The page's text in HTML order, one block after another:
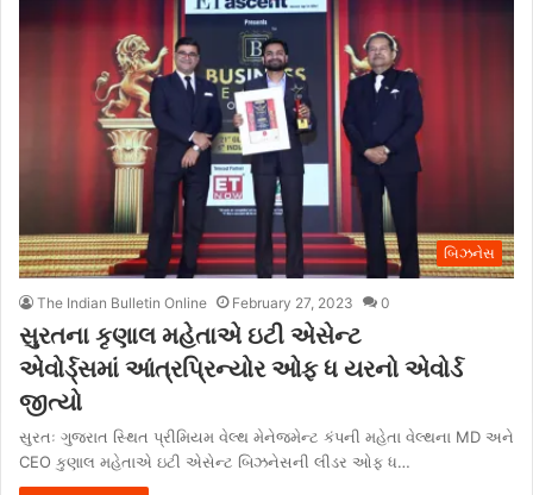
બિઝનેસ
The Indian Bulletin Online February 27, 2023 0
સુરતના કૃણાલ મહેતાએ ઇટી એસેન્ટ
એવોર્ડ્સમાં આંત્રપ્રિન્યોર ઓફ ધ યરનો એવોર્ડ
જીત્યો
સુરતઃ ગુજરાત સ્થિત પ્રીમિયમ વેલ્થ મેનેજમેન્ટ કંપની મહેતા વેલ્થના MD અને
CEO કુણાલ મહેતાએ ઇટી એસેન્ટ બિઝનેસની લીડર ઓફ ધ…